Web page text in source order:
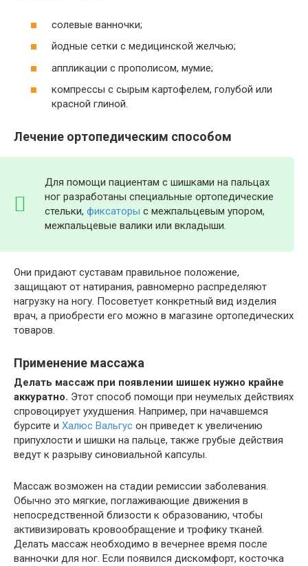
солевые ванночки;
йодные сетки с медицинской желчью;
аппликации с прополисом, мумие;
компрессы с сырым картофелем, голубой или
красной глиной.
Лечение ортопедическим способом
Для помощи пациентам с шишками на пальцах
ног разработаны специальные ортопедические
стельки, фиксаторы с межпальцевым упором,
межпальцевые валики или вкладыши.
Они придают суставам правильное положение,
защищают от натирания, равномерно распределяют
нагрузку на ногу. Посоветует конкретный вид изделия
врач, а приобрести его можно в магазине ортопедических
товаров.
Применение массажа
Делать массаж при появлении шишек нужно крайне
аккуратно. Этот способ помощи при неумелых действиях
спровоцирует ухудшения. Например, при начавшемся
бурсите и Халюс Вальгус он приведет к увеличению
припухлости и шишки на пальце, также грубые действия
ведут к разрыву синовиальной капсулы.
Массаж возможен на стадии ремиссии заболевания.
Обычно это мягкие, поглаживающие движения в
непосредственной близости к образованию, чтобы
активизировать кровообращение и трофику тканей.
Делать массаж необходимо в вечернее время после
ванночки для ног. Если появился дискомфорт, косточка